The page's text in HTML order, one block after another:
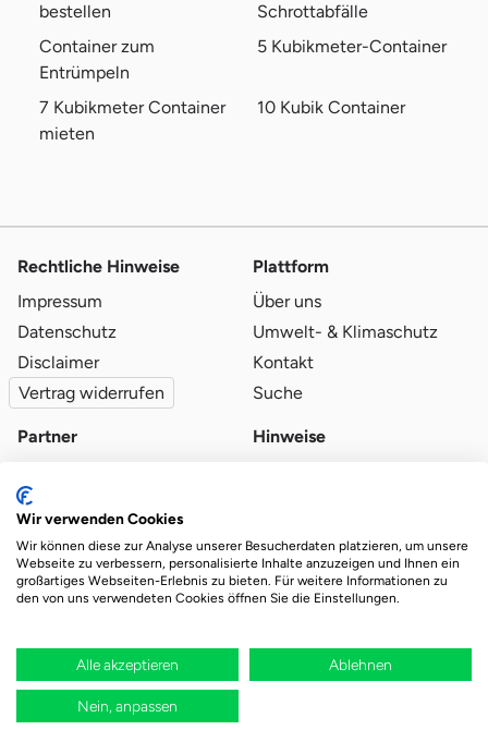
bestellen
Schrottabfälle
Container zum
Entrümpeln
5 Kubikmeter-Container
7 Kubikmeter Container
mieten
10 Kubik Container
Rechtliche Hinweise
Impressum
Datenschutz
Disclaimer
Vertrag widerrufen
Plattform
Über uns
Umwelt- & Klimaschutz
Kontakt
Suche
Partner
Qualitätsvoraussetzungen
Partner-Login
Hinweise
Das Ökosystem für beste Ver- und Entsorgung
Durch deine Bestellung wird regional aufgeforstet
Wir verwenden Cookies
Wir können diese zur Analyse unserer Besucherdaten platzieren, um unsere
Webseite zu verbessern, personalisierte Inhalte anzuzeigen und Ihnen ein
großartiges Webseiten-Erlebnis zu bieten. Für weitere Informationen zu
den von uns verwendeten Cookies öffnen Sie die Einstellungen.
Alle akzeptieren Ablehnen
Nein, anpassen